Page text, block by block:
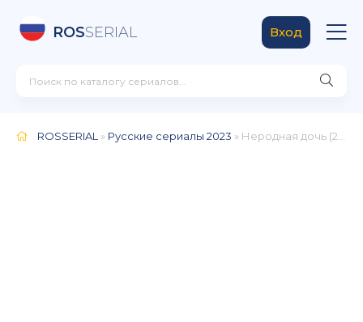
ROSSERIAL Вход
ROSSERIAL » Русские сериалы 2023 » Неродная дочь (2024)